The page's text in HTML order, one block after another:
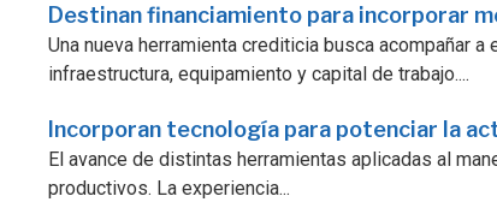
Destinan financiamiento para incorporar
Una nueva herramienta crediticia busca acompañar
infraestructura, equipamiento y capital de trabajo....
Incorporan tecnología para potenciar la
El avance de distintas herramientas aplicadas al
productivos. La experiencia...